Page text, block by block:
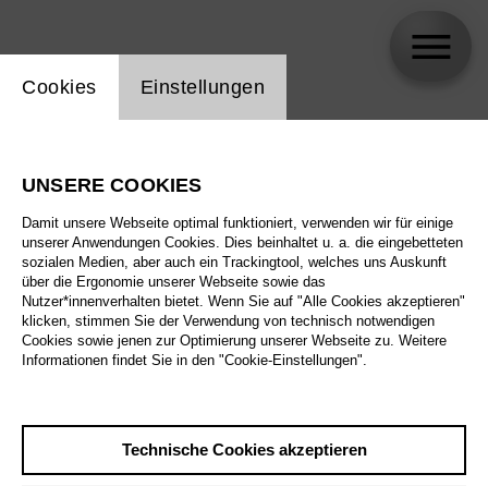
Einstellung Website Cookie
Cookies Einstellungen
UNSERE COOKIES
Damit unsere Webseite optimal funktioniert, verwenden wir für einige
unserer Anwendungen Cookies. Dies beinhaltet u. a. die eingebetteten
sozialen Medien, aber auch ein Trackingtool, welches uns Auskunft
über die Ergonomie unserer Webseite sowie das
Nutzer*innenverhalten bietet. Wenn Sie auf "Alle Cookies akzeptieren"
klicken, stimmen Sie der Verwendung von technisch notwendigen
Cookies sowie jenen zur Optimierung unserer Webseite zu. Weitere
Informationen findet Sie in den "Cookie-Einstellungen".
Technische Cookies akzeptieren